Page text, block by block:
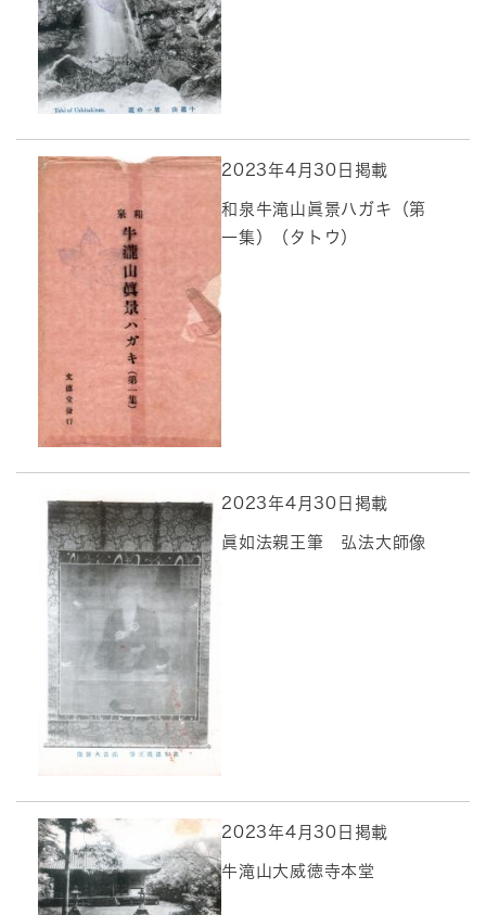
2023年4月30日掲載
和泉牛滝山眞景ハガキ（第
一集）（タトウ）
2023年4月30日掲載
眞如法親王筆 弘法大師像
2023年4月30日掲載
牛滝山大威徳寺本堂